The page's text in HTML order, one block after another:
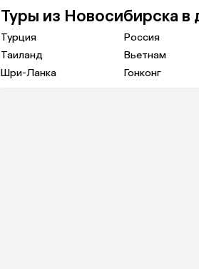
Туры из Новосибирска в
Турция Россия
Таиланд
Вьетнам
Шри-Ланка
Гонконг